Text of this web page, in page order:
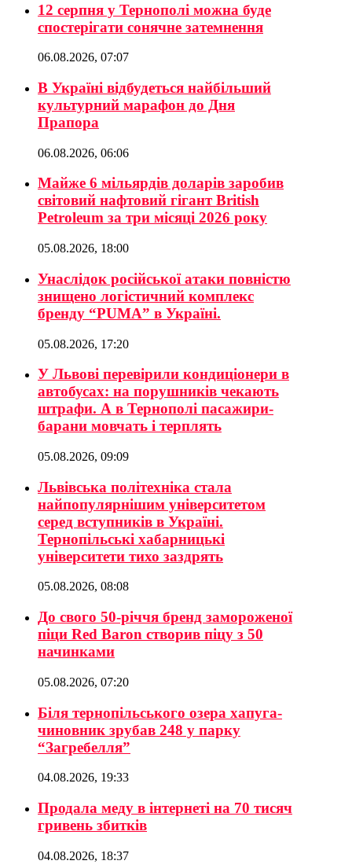
12 серпня у Тернополі можна буде
спостерігати сонячне затемнення
06.08.2026, 07:07
В Україні відбудеться найбільший
культурний марафон до Дня
Прапора
06.08.2026, 06:06
Майже 6 мільярдів доларів заробив
світовий нафтовий гігант British
Petroleum за три місяці 2026 року
05.08.2026, 18:00
Унаслідок російської атаки повністю
знищено логістичний комплекс
бренду “PUMA” в Україні.
05.08.2026, 17:20
У Львові перевірили кондиціонери в
автобусах: на порушників чекають
штрафи. А в Тернополі пасажири-
барани мовчать і терплять
05.08.2026, 09:09
Львівська політехніка стала
найпопулярнішим університетом
серед вступників в Україні.
Тернопільські хабарницькі
університети тихо заздрять
05.08.2026, 08:08
До свого 50-річчя бренд замороженої
піци Red Baron створив піцу з 50
начинками
05.08.2026, 07:20
Біля тернопільського озера хапуга-
чиновник зрубав 248 у парку
“Загребелля”
04.08.2026, 19:33
Продала меду в інтернеті на 70 тисяч
гривень збитків
04.08.2026, 18:37